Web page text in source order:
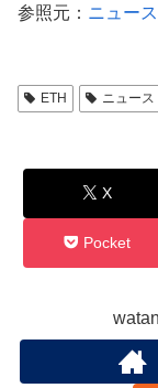
参照元： ニュー
ETH ニュース
X
Pocket